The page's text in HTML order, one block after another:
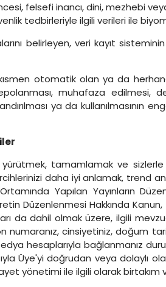
felsefi inancı, dini, mezhebi
tedbirleriyle ilgili verileri ile
belirleyen, veri kayıt
otomatik olan ya da
muhafaza edilmesi,
ya da
tamamlamak ve
daha iyi anlamak, trend
Yapılan Yayınların
Düzenlenmesi Hakkında Kanun,
da dahil olmak üzere, ilgili
cinsiyetiniz, doğum
hesaplarıyla bağlanmanız
Üye'yi doğrudan veya dolaylı
yönetimi ile ilgili olarak birtakım